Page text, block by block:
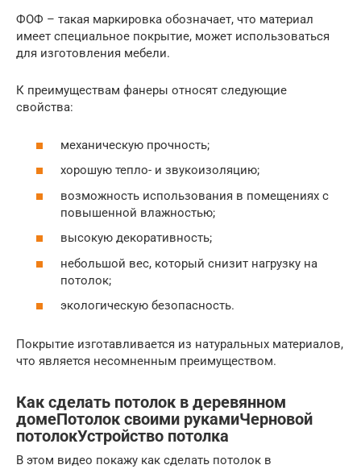
ФОФ – такая маркировка обозначает, что материал
имеет специальное покрытие, может использоваться
для изготовления мебели.
К преимуществам фанеры относят следующие
свойства:
механическую прочность;
хорошую тепло- и звукоизоляцию;
возможность использования в помещениях с
повышенной влажностью;
высокую декоративность;
небольшой вес, который снизит нагрузку на
потолок;
экологическую безопасность.
Покрытие изготавливается из натуральных материалов,
что является несомненным преимуществом.
Как сделать потолок в деревянном
домеПотолок своими рукамиЧерновой
потолокУстройство потолка
В этом видео покажу как сделать потолок в